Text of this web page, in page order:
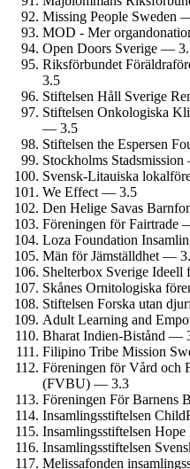
Missing People Sweden
MOD - Mer
Open Doors Sverige —
Riksförbundet
3.5
Stiftelsen Håll Sverige
Stiftelsen Onkologiska
— 3.5
Stiftelsen the Espersen
Stockholms
Svensk-Litauiska
We Effect — 3.5
Den Helige Savas
Föreningen för Fairtrade
Loza Foundation
Män för Jämställdhet —
Shelterbox Sverige
Skånes Ornitologiska
Stiftelsen Forska utan
Adult Learning and
Bharat Indien-Bistånd —
Filipino Tribe Mission
Föreningen för Vård och
(FVBU) — 3.3
Föreningen För Barnens
Insamlings­stiftelsen
Insamlings­stiftelsen
Insamlings­stiftelsen
Melissafonden